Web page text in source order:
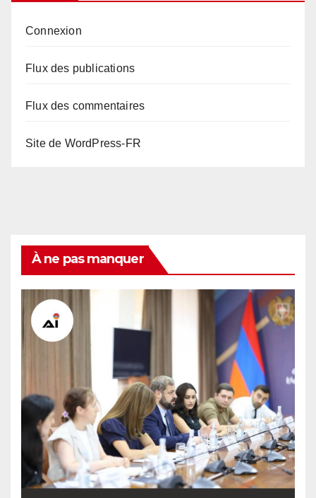
Connexion
Flux des publications
Flux des commentaires
Site de WordPress-FR
À ne pas manquer